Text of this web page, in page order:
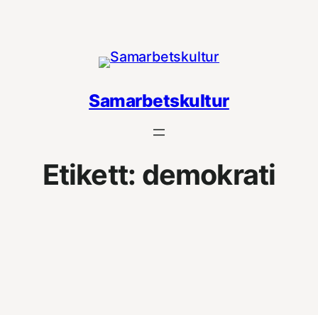
Samarbetskultur
Etikett: demokrati